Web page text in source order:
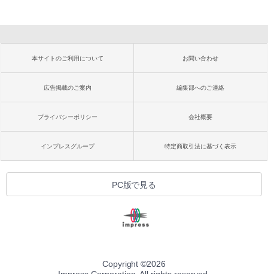
本サイトのご利用について お問い合わせ
広告掲載のご案内 編集部へのご連絡
プライバシーポリシー 会社概要
インプレスグループ 特定商取引法に基づく表示
PC版で見る
Copyright ©2026